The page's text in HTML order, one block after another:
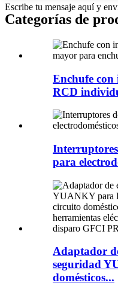
Escribe tu mensaje aquí y
Categorías de
Enchufe
RCD
para
Adaptador
seguridad
domésticos...